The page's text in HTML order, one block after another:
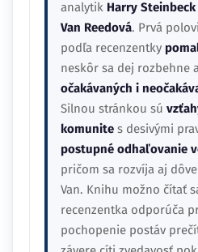
analytik Harry Steinbeck
Van Reedová. Prvá
podľa recenzentky
neskôr sa dej rozbehne
očakávaných i
Silnou stránkou sú
komunite s desivými
postupné odhaľovanie
pričom sa rozvíja aj
Van. Knihu možno čítať
recenzentka odporúča
pochopenie postáv